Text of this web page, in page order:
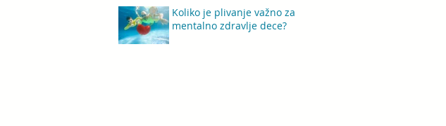
Koliko je plivanje važno za
mentalno zdravlje dece?